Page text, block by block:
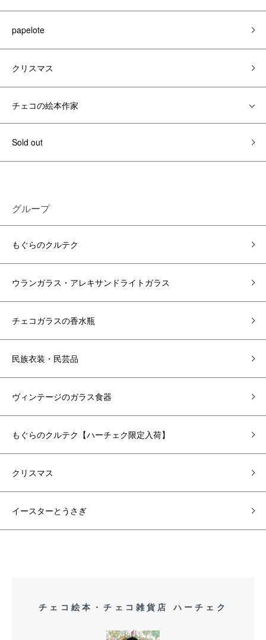
papelote
クリスマス
チェコの絵本作家
Sold out
グループ
もぐらのクルテク
ウランガラス・アレキサンドライトガラス
チェコガラスの香水瓶
民族衣装・民芸品
ヴィンテージのガラス食器
もぐらのクルテク【ハーチェク限定入荷】
クリスマス
イースターとうさぎ
チェコ絵本・チェコ雑貨店 ハーチェク